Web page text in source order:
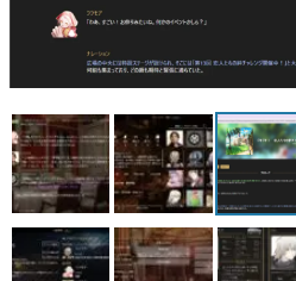
その他
電ファミニコゲーマーとは？
運営：株式会社マレ